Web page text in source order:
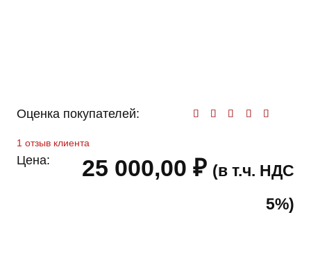
Оценка покупателей:
1 отзыв клиента
Цена: 25 000,00 ₽ (в т.ч. НДС
5%)